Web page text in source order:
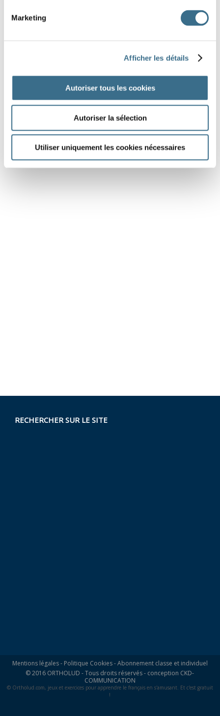
Marketing
Afficher les détails
Autoriser tous les cookies
Autoriser la sélection
Utiliser uniquement les cookies nécessaires
univers
RECHERCHER SUR LE SITE
Mentions légales- Politique Cookies-Abonnement classe et individuel
© 2016 ORTHOLUD - Tous droits réservés - conception CKD-
COMMUNICATION
© Ortholud.com, jeux et exercices pour apprendre le français en s'amusant. Et c'est gratuit
!